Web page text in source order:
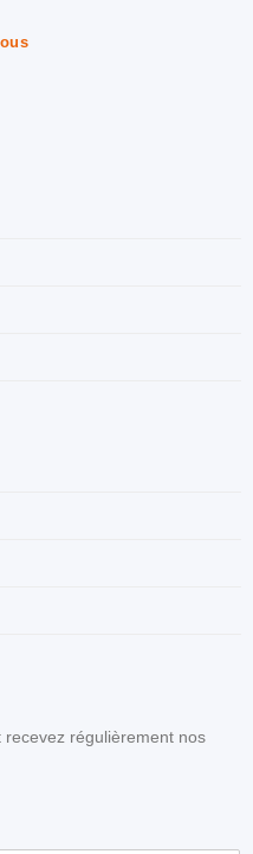
régulièrement nos